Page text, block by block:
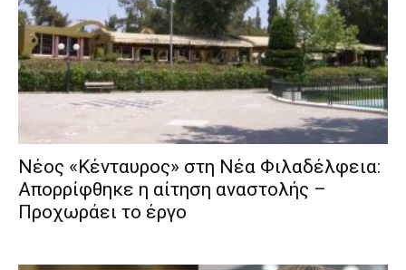
Νέος «Κένταυρος» στη Νέα Φιλαδέλφεια:
Απορρίφθηκε η αίτηση αναστολής –
Προχωράει το έργο